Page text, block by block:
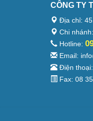
CÔNG TY
Địa chỉ:
Chi
Hotline:
Email:
Điện
Fax: 08